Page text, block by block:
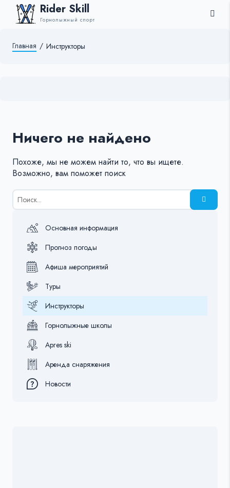
Rider Skill
Горнолыжный спорт
Главная / Инструкторы
Ничего не найдено
Похоже, мы не можем найти то, что вы ищете.
Возможно, вам поможет поиск
Результаты
поиска
Основная информация
Прогноз погоды
Афиша мероприятий
Туры
Инструкторы
Горнолыжные школы
Apres ski
Аренда снаряжения
Новости